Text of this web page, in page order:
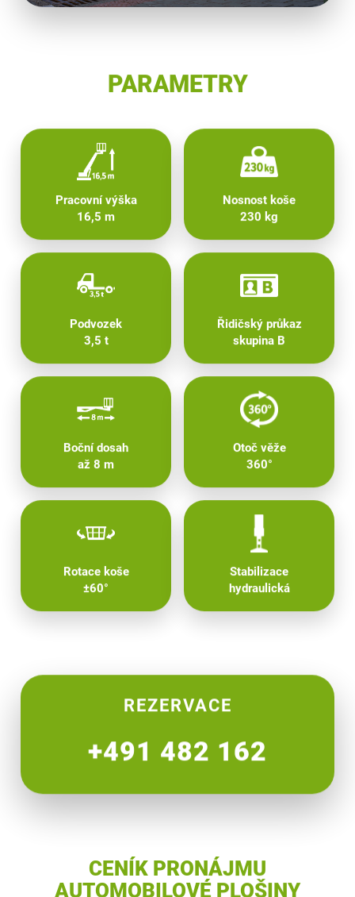
PARAMETRY
Pracovní výška
16,5 m
Nosnost koše
230 kg
Podvozek
3,5 t
Řidičský průkaz
skupina B
Boční dosah
až 8 m
Otoč věže
360°
Rotace koše
±60°
Stabilizace
hydraulická
REZERVACE
+491 482 162
CENÍK PRONÁJMU
AUTOMOBILOVÉ PLOŠINY